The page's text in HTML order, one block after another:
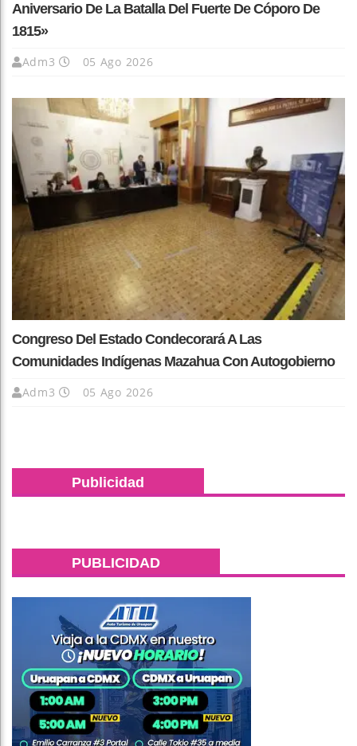
Aniversario De La Batalla Del Fuerte De Cóporo De
1815»
Adm3 05 Ago 2026
Congreso Del Estado Condecorará A Las
Comunidades Indígenas Mazahua Con Autogobierno
Adm3 05 Ago 2026
Publicidad
PUBLICIDAD